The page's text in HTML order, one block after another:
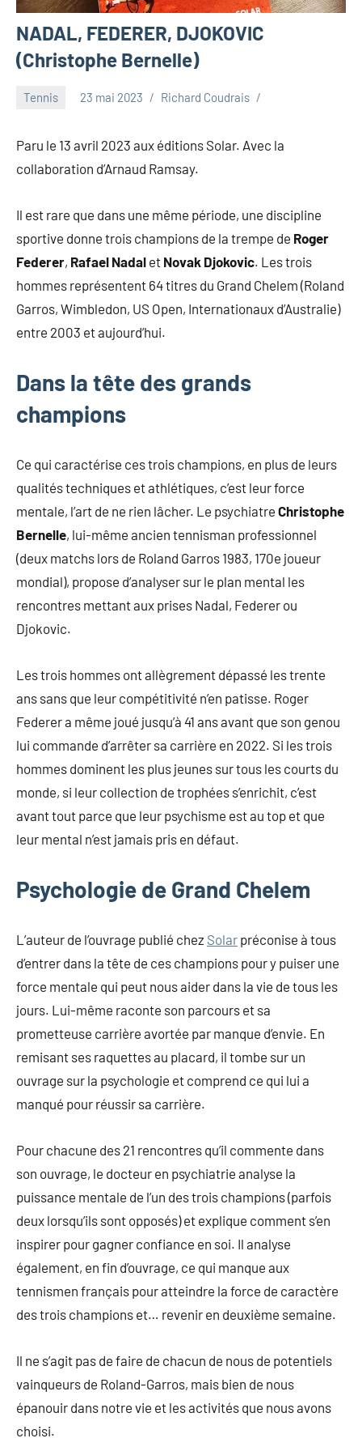
NADAL, FEDERER, DJOKOVIC
(Christophe Bernelle)
Tennis 23 mai 2023 Richard Coudrais
Paru le 13 avril 2023 aux éditions Solar. Avec la
collaboration d’Arnaud Ramsay.
Il est rare que dans une même période, une discipline
sportive donne trois champions de la trempe de Roger
Federer, Rafael Nadal et Novak Djokovic. Les trois
hommes représentent 64 titres du Grand Chelem (Roland
Garros, Wimbledon, US Open, Internationaux d’Australie)
entre 2003 et aujourd’hui.
Dans la tête des grands
champions
Ce qui caractérise ces trois champions, en plus de leurs
qualités techniques et athlétiques, c’est leur force
mentale, l’art de ne rien lâcher. Le psychiatre Christophe
Bernelle, lui-même ancien tennisman professionnel
(deux matchs lors de Roland Garros 1983, 170e joueur
mondial), propose d’analyser sur le plan mental les
rencontres mettant aux prises Nadal, Federer ou
Djokovic.
Les trois hommes ont allègrement dépassé les trente
ans sans que leur compétitivité n’en patisse. Roger
Federer a même joué jusqu’à 41 ans avant que son genou
lui commande d’arrêter sa carrière en 2022. Si les trois
hommes dominent les plus jeunes sur tous les courts du
monde, si leur collection de trophées s’enrichit, c’est
avant tout parce que leur psychisme est au top et que
leur mental n’est jamais pris en défaut.
Psychologie de Grand Chelem
L’auteur de l’ouvrage publié chez Solar préconise à tous
d’entrer dans la tête de ces champions pour y puiser une
force mentale qui peut nous aider dans la vie de tous les
jours. Lui-même raconte son parcours et sa
prometteuse carrière avortée par manque d’envie. En
remisant ses raquettes au placard, il tombe sur un
ouvrage sur la psychologie et comprend ce qui lui a
manqué pour réussir sa carrière.
Pour chacune des 21 rencontres qu’il commente dans
son ouvrage, le docteur en psychiatrie analyse la
puissance mentale de l’un des trois champions (parfois
deux lorsqu’ils sont opposés) et explique comment s’en
inspirer pour gagner confiance en soi. Il analyse
également, en fin d’ouvrage, ce qui manque aux
tennismen français pour atteindre la force de caractère
des trois champions et… revenir en deuxième semaine.
Il ne s’agit pas de faire de chacun de nous de potentiels
vainqueurs de Roland-Garros, mais bien de nous
épanouir dans notre vie et les activités que nous avons
choisi.